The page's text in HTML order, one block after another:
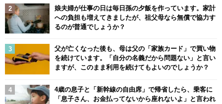
娘夫婦が仕事の日は毎日孫の夕飯を作っています。家計
への負担も増えてきましたが、祖父母なら無償で協力す
るのが普通でしょうか？
父が亡くなった後も、母は父の「家族カード」で買い物
を続けています。「自分の名義だから問題ない」と言い
ますが、このまま利用を続けてもよいのでしょうか？
4歳の息子と「新幹線の自由席」で帰省したら、乗客に
「息子さん、お金払ってないから座れないよ」と言われ